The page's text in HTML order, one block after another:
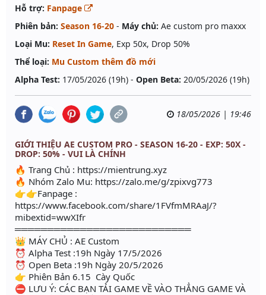
Hỗ trợ: Fanpage
Phiên bản: Season 16-20 - Máy chủ: Ae custom pro maxxx
Loại Mu: Reset In Game, Exp 50x, Drop 50%
Thể loại: Mu Custom thêm đồ mới
Alpha Test: 17/05/2026 (19h) - Open Beta: 20/05/2026 (19h)
18/05/2026 | 19:46
GIỚI THIỆU AE CUSTOM PRO - SEASON 16-20 - EXP: 50X -
DROP: 50% - VUI LÀ CHÍNH
🔥 Trang Chủ : https://mientrung.xyz
🔥 Nhóm Zalo Mu: https://zalo.me/g/zpixvg773
👉👉Fanpage :
https://www.facebook.com/share/1FVfmMRAaJ/?
mibextid=wwXIfr
═══════════════════════════
👑 MÁY CHỦ : AE Custom
⏰ Alpha Test :19h Ngày 17/5/2026
⏰ Open Beta :19h Ngày 20/5/2026
👉 Phiên Bản 6.15 Cày Quốc
⛔ LƯU Ý: CÁC BẠN TẢI GAME VỀ VÀO THẲNG GAME VÀ